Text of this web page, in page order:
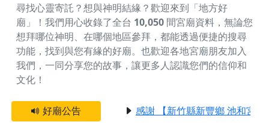
尋找心靈寄託？想與神明結緣？歡迎來到「地方好
廟」！我們用心收錄了全台 10,050 間宮廟資料，無論您
想拜哪位神明、在哪個地區參拜，都能透過便捷的搜尋
功能，找到與您有緣的好廟。 也歡迎各地宮廟朋友加入
我們，一同分享您的故事，讓更多人認識您們的信仰和
文化！
好廟公告 感謝 【新竹縣新豐鄉 池和宮